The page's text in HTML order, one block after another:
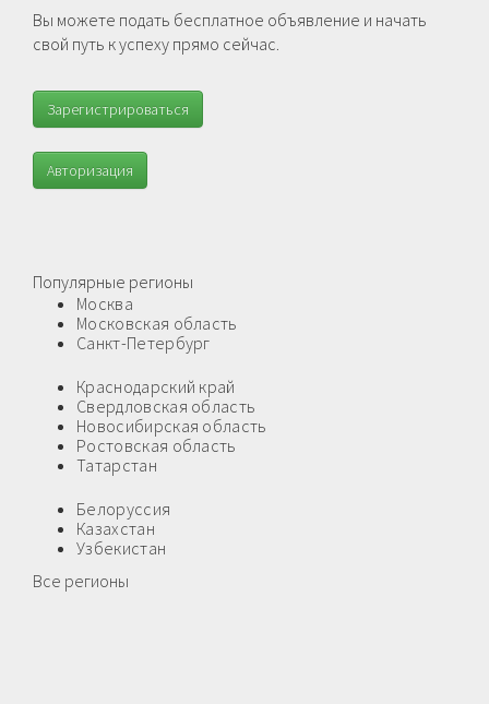
Вы можете подать бесплатное объявление и начать
свой путь к успеху прямо сейчас.
Зарегистрироваться
Авторизация
Популярные регионы
Москва
Московская область
Санкт-Петербург
Краснодарский край
Свердловская область
Новосибирская область
Ростовская область
Татарстан
Белоруссия
Казахстан
Узбекистан
Все регионы